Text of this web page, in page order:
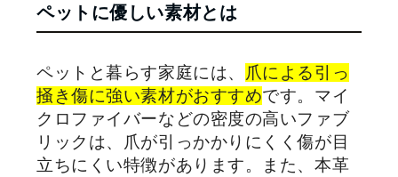
ペットに優しい素材とは
ペットと暮らす家庭には、
爪による引っ
掻き傷に強い素材がおすすめです。マイ
クロファイバーなどの密度の高いファブ
リックは、爪が引っかかりにくく傷が目
立ちにくい特徴があります。また、本革